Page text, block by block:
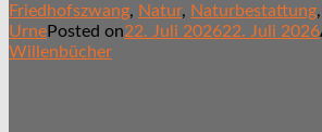
Friedhofszwang, Natur, Naturbestattung,
UrnePosted on22. Juli 202622. Juli 2026
Willenbücher